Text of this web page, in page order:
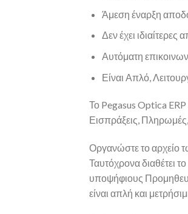
Άμεση έναρξη
Δεν έχει ιδιαίτερες
Αυτόματη
Είναι Απλό,
Το Pegasus Optica ERP
Εισπράξεις,
Οργανώστε το αρχείο
Ταυτόχρονα διαθέτει
υποψήφιους
είναι απλή και